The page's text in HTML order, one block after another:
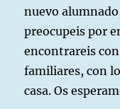
nuevo
preocupeis por
encontrareis
familiares, con
casa. Os